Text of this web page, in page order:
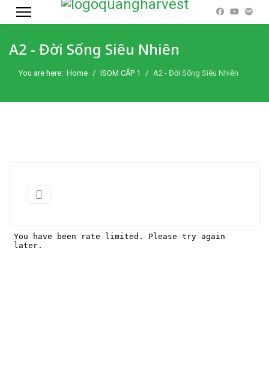
A2 - Đời Sống Siêu Nhiên
You are here: Home ISOM CẤP 1 A2 - Đời Sống Siêu Nhiên